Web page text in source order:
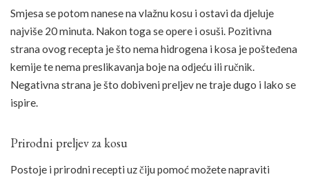
Smjesa se potom nanese na vlažnu kosu i ostavi da djeluje
najviše 20 minuta. Nakon toga se opere i osuši. Pozitivna
strana ovog recepta je što nema hidrogena i kosa je pošteđena
kemije te nema preslikavanja boje na odjeću ili ručnik.
Negativna strana je što dobiveni preljev ne traje dugo i lako se
ispire.
Prirodni preljev za kosu
Postoje i prirodni recepti uz čiju pomoć možete napraviti